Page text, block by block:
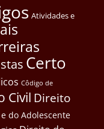
Atividades e
Certo
Côdigo de
Civil Direito
do Adolescente